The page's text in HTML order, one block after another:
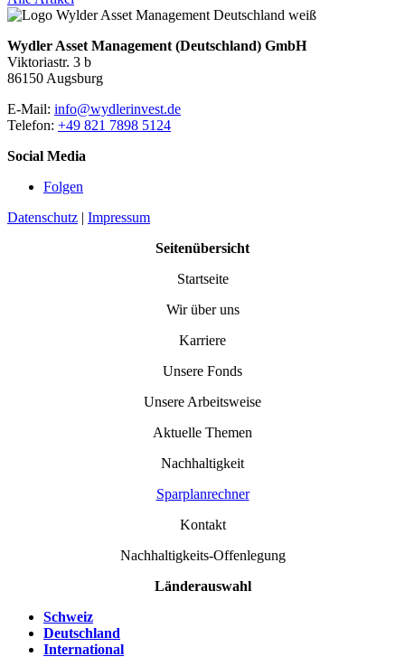
Wydler Asset Management (Deutschland) GmbH
Viktoriastr. 3 b
86150 Augsburg
E-Mail: info@wydlerinvest.de
Telefon: +49 821 7898 5124
Social Media
Folgen
Datenschutz | Impressum
Seitenübersicht
Startseite
Wir über uns
Karriere
Unsere Fonds
Unsere Arbeitsweise
Aktuelle Themen
Nachhaltigkeit
Sparplanrechner
Kontakt
Nachhaltigkeits-Offenlegung
Länderauswahl
Schweiz
Deutschland
International